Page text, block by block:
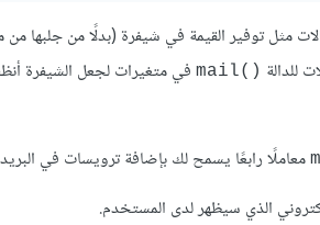
مثل توفير القيمة في شيفرة (بدلًا من جلبها
للدالة mail()‎ في متغيرات لجعل الشيفرة
معاملًا رابعًا يسمح لك بإضافة ترويسات في
الذي سيظهر لدى المستخدم.